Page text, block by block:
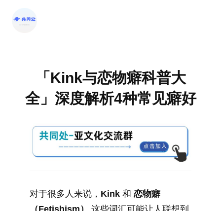
「Kink与恋物癖科普大
全」深度解析4种常见癖好
对于很多人来说， Kink 和 恋物癖